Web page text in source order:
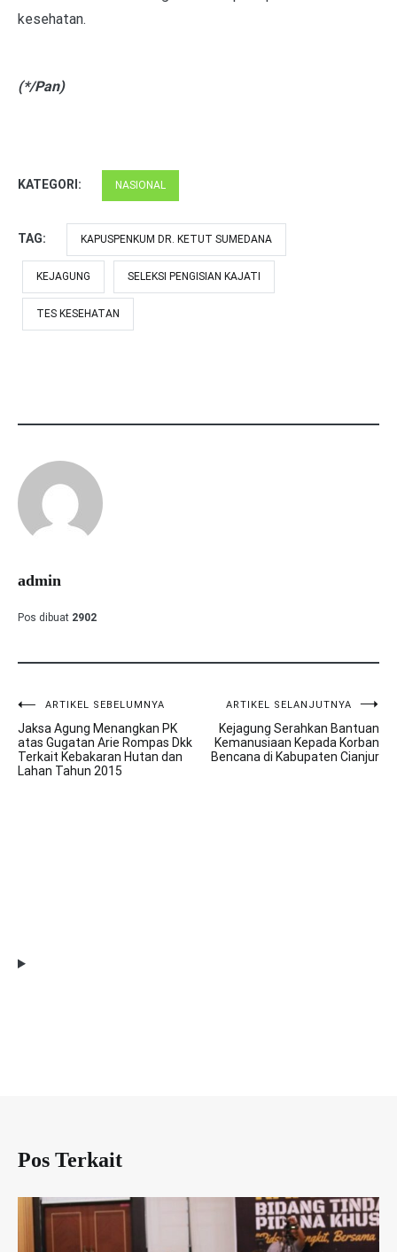
kesehatan.
(*/Pan)
KATEGORI: NASIONAL
TAG: KAPUSPENKUM DR. KETUT SUMEDANA
KEJAGUNG SELEKSI PENGISIAN KAJATI
TES KESEHATAN
admin
Pos dibuat 2902
Navigasi
pos
ARTIKEL SEBELUMNYA
Jaksa Agung Menangkan PK
atas Gugatan Arie Rompas Dkk
Terkait Kebakaran Hutan dan
Lahan Tahun 2015
ARTIKEL SELANJUTNYA
Kejagung Serahkan Bantuan
Kemanusiaan Kepada Korban
Bencana di Kabupaten Cianjur
Pos Terkait